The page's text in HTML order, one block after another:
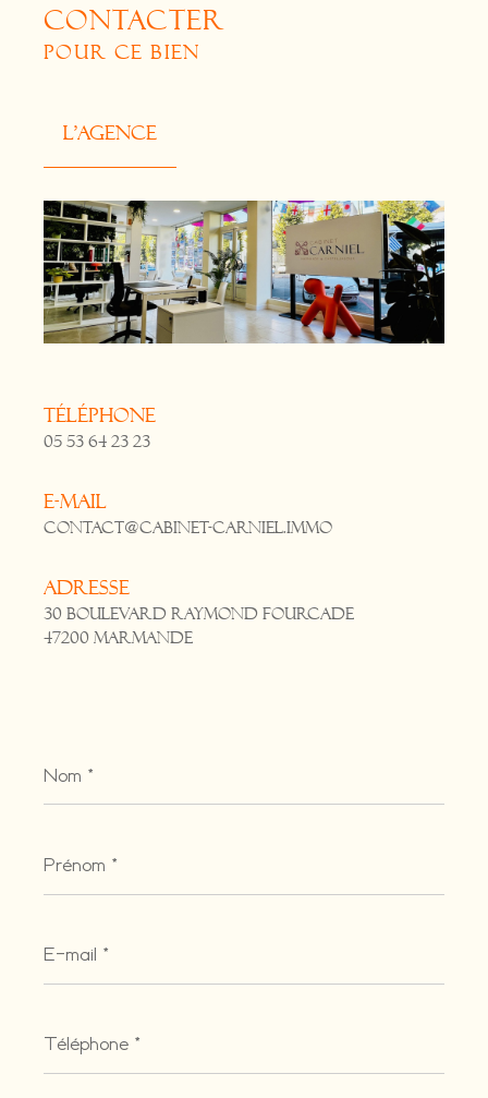
CONTACTER
POUR CE BIEN
L'agence
Téléphone
05 53 64 23 23
E-mail
contact@cabinet-carniel.immo
Adresse
30 Boulevard Raymond Fourcade
47200 Marmande
*
*
mail
*
*